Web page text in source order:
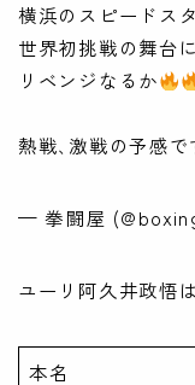
横浜のスピードス
世界初挑戦の舞台
リベンジなるか
熱戦､激戦の予感で
— 拳闘屋
ユーリ阿久井政悟
本名